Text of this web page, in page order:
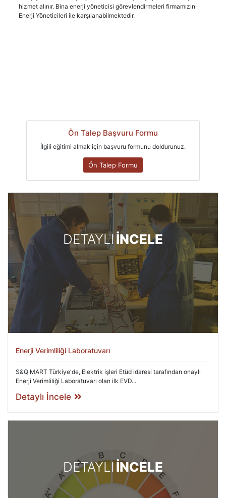
hizmet alınır. Bina enerji yöneticisi görevlendirmeleri firmamızın
Enerji Yöneticileri ile karşılanabilmektedir.
Ön Talep Başvuru Formu
İlgili eğitimi almak için başvuru formunu doldurunuz.
DETAYLIİNCELE
Enerji Verimliliği Laboratuvarı
S&Q MART Türkiye'de, Elektrik işleri Etüd idaresi tarafından onaylı
Enerji Verimliliği Laboratuvarı olan ilk EVD...
Detaylı İncele
DETAYLIİNCELE